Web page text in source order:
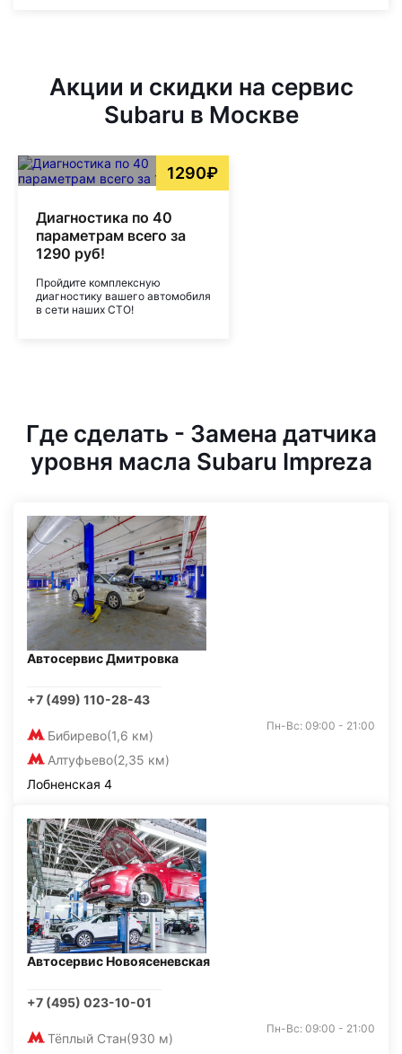
Акции и скидки на сервис
Subaru в Москве
1290₽
Диагностика по 40
параметрам всего за
1290 руб!
Пройдите комплексную
диагностику вашего автомобиля
в сети наших СТО!
Где сделать - Замена датчика
уровня масла Subaru Impreza
Автосервис Дмитровка
+7 (499) 110-28-43
Бибирево(1,6 км)
Алтуфьево(2,35 км)
Пн-Вс: 09:00 - 21:00
Лобненская 4
Автосервис Новоясеневская
+7 (495) 023-10-01
Тёплый Стан(930 м)
Пн-Вс: 09:00 - 21:00